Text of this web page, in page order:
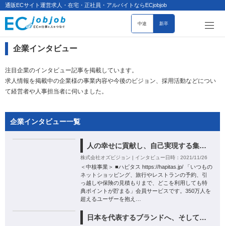
通販ECサイト運営求人・在宅・正社員・アルバイトならECjobjob
中途 新卒
企業インタビュー
注目企業のインタビュー記事を掲載しています。
求人情報を掲載中の企業様の事業内容や今後のビジョン、採用活動などについ
て経営者や人事担当者に伺いました。
企業インタビュー一覧
人の幸せに貢献し、自己実現する集団で在る
株式会社オズビジョン | インタビュー日時：2021/11/26
＜中核事業＞ ■ハピタス https://hapitas.jp/ 「いつもの
ネットショッピング、旅行やレストランの予約、引
っ越しや保険の見積もりまで、どこを利用しても特
典ポイントが貯まる」会員サービスです。350万人を
超えるユーザーを抱え…
日本を代表するブランドへ、そして世界へ